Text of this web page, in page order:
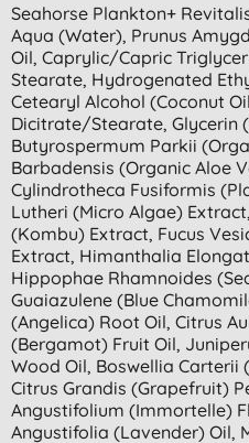
Seahorse Plankton+
Aqua (water), Prunus
Oil, Caprylic/capric
Stearate, Hydrogenated
Cetearyl Alcohol (coconut
Dicitrate/stearate, Glycerin
Butyrospermum Parkii
Barbadensis (organic Aloe
Cylindrotheca Fusiformis
Lutheri (micro Algae)
(kombu) Extract, Fucus
Extract, Himanthalia
Hippophae Rhamnoides
Guaiazulene (blue
(angelica) Root Oil, Citrus
(bergamot) Fruit Oil,
Wood Oil, Boswellia Carterii
Citrus Grandis (grapefruit)
Angustifolium (immortelle)
Angustifolia (lavender) Oil,